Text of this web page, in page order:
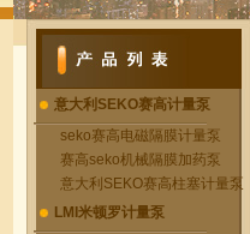
意大利SEKO赛高计量泵
seko赛高电磁隔膜计量泵
赛高seko机械隔膜加药泵
意大利SEKO赛高柱塞计量泵
LMI米顿罗计量泵